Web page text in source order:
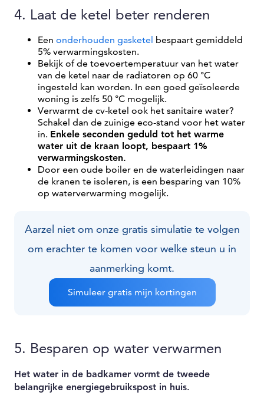
4. Laat de ketel beter renderen
Een onderhouden gasketel bespaart gemiddeld
5% verwarmingskosten.
Bekijk of de toevoertemperatuur van het water
van de ketel naar de radiatoren op 60 °C
ingesteld kan worden. In een goed geïsoleerde
woning is zelfs 50 °C mogelijk.
Verwarmt de cv-ketel ook het sanitaire water?
Schakel dan de zuinige eco-stand voor het water
in. Enkele seconden geduld tot het warme
water uit de kraan loopt, bespaart 1%
verwarmingskosten.
Door een oude boiler en de waterleidingen naar
de kranen te isoleren, is een besparing van 10%
op waterverwarming mogelijk.
Aarzel niet om onze gratis simulatie te volgen
om erachter te komen voor welke steun u in
aanmerking komt.
Simuleer gratis mijn kortingen
5. Besparen op water verwarmen
Het water in de badkamer vormt de tweede
belangrijke energiegebruikspost in huis.